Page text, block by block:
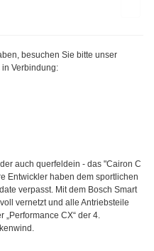
besuchen Sie bitte unser
Verbindung:
auch querfeldein - das "Cairon C
Entwickler haben dem sportlichen
verpasst. Mit dem Bosch Smart
vernetzt und alle Antriebsteile
CX“ der 4.